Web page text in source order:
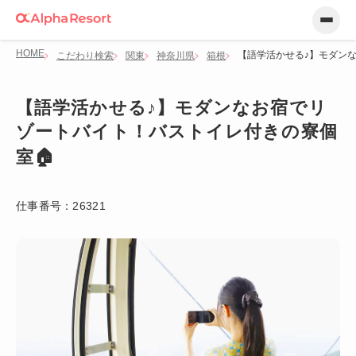
HOME こだわり検索 関東 神奈川県 箱根 【語学活かせる♪】モダ
【語学活かせる♪】モダンなお宿でリ
ゾートバイト！バストイレ付きの寮個
室🏠
仕事番号： 26321